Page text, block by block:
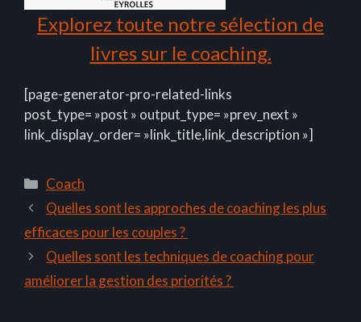
Explorez toute notre sélection de
livres sur le coaching.
[page-generator-pro-related-links
post_type= »post » output_type= »prev_next »
link_display_order= »link_title,link_description »]
Catégories
Coach
Quelles sont les approches de coaching les plus
efficaces pour les couples ?
Quelles sont les techniques de coaching pour
améliorer la gestion des priorités ?